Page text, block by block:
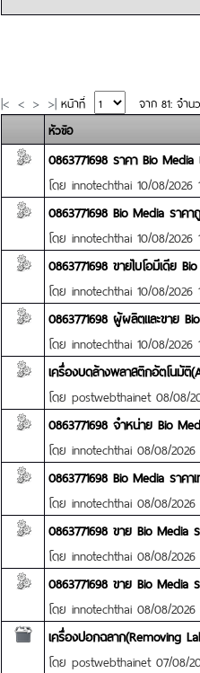
|< < > >| หน้าที่ จาก 81: จำน
หัวข้อ
0863771698 ราคา Bio Media
โดย innotechthai 10/08/2026
0863771698 Bio Media รา
โดย innotechthai 10/08/2026
0863771698 ขายไบโอมีเดีย
โดย innotechthai 10/08/2026
0863771698 ผู้ผลิตและขาย
โดย innotechthai 10/08/2026
เครื่องบดล้างพลาสติกอัตโนมัติ
โดย postwebthainet 08/08/
0863771698 จำหน่าย Bio
โดย innotechthai 08/08/2026
0863771698 Bio Media ราค
โดย innotechthai 08/08/2026
0863771698 ขาย Bio Media
โดย innotechthai 08/08/2026
0863771698 ขาย Bio Media
โดย innotechthai 08/08/2026
เครื่องปอกฉลาก(Removing
โดย postwebthainet 07/08/